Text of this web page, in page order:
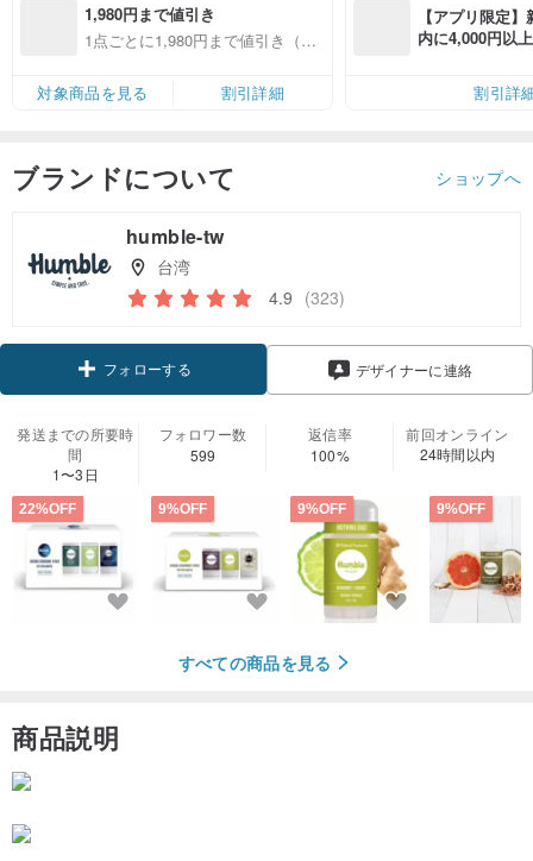
1,980円まで値引き
1点ごとに1,980円まで値引き（対
対象商品を見る
割引詳細
【アプリ限定
内に4,000円以
割引詳
ブランドについて ショップへ
humble-tw
台湾
4.9 (323)
フォローする デザイナーに連絡
発送までの所要時
間
1〜3日
フォロワー数
599
返信率
100%
前回オンライン
24時間以内
22%OFF 9%OFF 9%OFF 9%OFF
すべての商品を見る
商品説明